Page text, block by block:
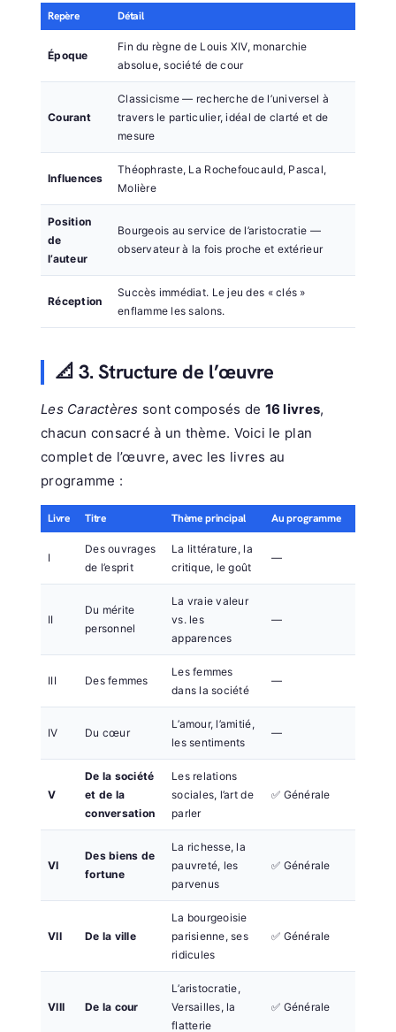
Repère Détail
Époque
Fin du règne de Louis XIV, monarchie
absolue, société de cour
Courant
Classicisme — recherche de l’universel à
travers le particulier, idéal de clarté et de
mesure
Influences
Théophraste, La Rochefoucauld, Pascal,
Molière
Position
de
l’auteur
Bourgeois au service de l’aristocratie —
observateur à la fois proche et extérieur
Réception
Succès immédiat. Le jeu des « clés »
enflamme les salons.
📐 3. Structure de l’œuvre
Les Caractères sont composés de 16 livres,
chacun consacré à un thème. Voici le plan
complet de l’œuvre, avec les livres au
programme :
Livre Titre Thème principal Au programme
I
Des ouvrages
de l’esprit
La littérature, la
critique, le goût
—
II
Du mérite
personnel
La vraie valeur
vs. les
apparences
—
III Des femmes
Les femmes
dans la société
—
IV Du cœur
L’amour, l’amitié,
les sentiments
—
V
De la société
et de la
conversation
Les relations
sociales, l’art de
parler
✅ Générale
VI
Des biens de
fortune
La richesse, la
pauvreté, les
parvenus
✅ Générale
VII De la ville
La bourgeoisie
parisienne, ses
ridicules
✅ Générale
VIII De la cour
L’aristocratie,
Versailles, la
flatterie
✅ Générale